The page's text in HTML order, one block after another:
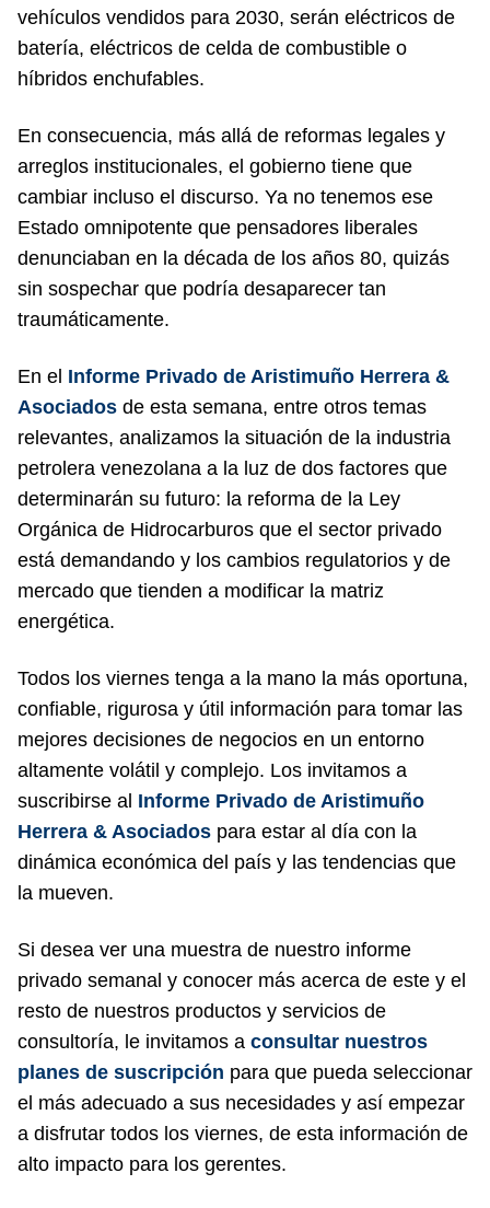
vehículos vendidos para 2030, serán eléctricos de
batería, eléctricos de celda de combustible o
híbridos enchufables.
En consecuencia, más allá de reformas legales y
arreglos institucionales, el gobierno tiene que
cambiar incluso el discurso. Ya no tenemos ese
Estado omnipotente que pensadores liberales
denunciaban en la década de los años 80, quizás
sin sospechar que podría desaparecer tan
traumáticamente.
En el Informe Privado de Aristimuño Herrera &
Asociados de esta semana, entre otros temas
relevantes, analizamos la situación de la industria
petrolera venezolana a la luz de dos factores que
determinarán su futuro: la reforma de la Ley
Orgánica de Hidrocarburos que el sector privado
está demandando y los cambios regulatorios y de
mercado que tienden a modificar la matriz
energética.
Todos los viernes tenga a la mano la más oportuna,
confiable, rigurosa y útil información para tomar las
mejores decisiones de negocios en un entorno
altamente volátil y complejo. Los invitamos a
suscribirse al Informe Privado de Aristimuño
Herrera & Asociados para estar al día con la
dinámica económica del país y las tendencias que
la mueven.
Si desea ver una muestra de nuestro informe
privado semanal y conocer más acerca de este y el
resto de nuestros productos y servicios de
consultoría, le invitamos a consultar nuestros
planes de suscripción para que pueda seleccionar
el más adecuado a sus necesidades y así empezar
a disfrutar todos los viernes, de esta información de
alto impacto para los gerentes.